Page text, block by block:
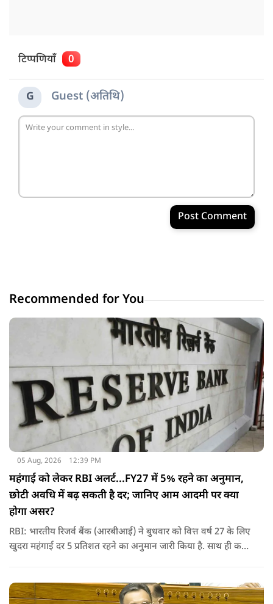
टिप्पणियाँ 0
G Guest (अतिथि)
Post Comment
Recommended for You
05 Aug, 2026 12:39 PM
महंगाई को लेकर RBI अलर्ट...FY27 में 5% रहने का अनुमान,
छोटी अवधि में बढ़ सकती है दर; जानिए आम आदमी पर क्‍या
होगा असर?
RBI: भारतीय रिजर्व बैंक (आरबीआई) ने बुधवार को वित्त वर्ष 27 के लिए
खुदरा महंगाई दर 5 प्रतिशत रहने का अनुमान जारी किया है. साथ ही कहा